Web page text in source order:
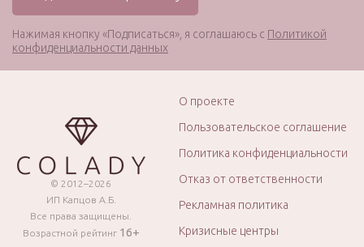
Нажимая кнопку «Подписаться», я соглашаюсь с Политикой
конфиденциальности данных
© 2012–2026
ИП Капцов А.Б.
Все права защищены.
Возрастной рейтинг 16+
О проекте
Пользовательское соглашение
Политика конфиденциальности
Отказ от ответственности
Рекламная политика
Кризисные центры